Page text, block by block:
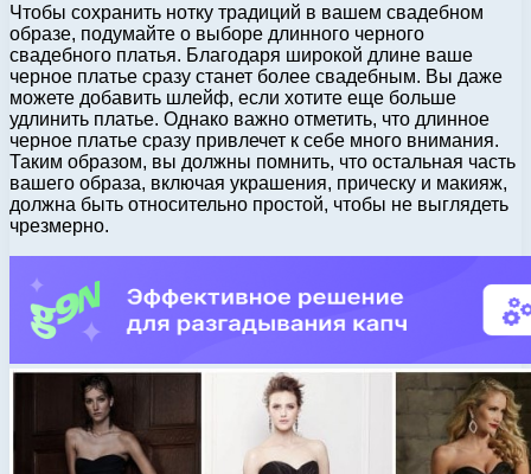
Чтобы сохранить нотку традиций в вашем свадебном
образе, подумайте о выборе длинного черного
свадебного платья. Благодаря широкой длине ваше
черное платье сразу станет более свадебным. Вы даже
можете добавить шлейф, если хотите еще больше
удлинить платье. Однако важно отметить, что длинное
черное платье сразу привлечет к себе много внимания.
Таким образом, вы должны помнить, что остальная часть
вашего образа, включая украшения, прическу и макияж,
должна быть относительно простой, чтобы не выглядеть
чрезмерно.